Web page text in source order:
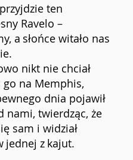
ten
Ravelo –
a słońce witało nas
nikt nie chciał
go na Memphis,
dnia pojawił
nami, twierdząc, że
sam i widział
jednej z kajut.